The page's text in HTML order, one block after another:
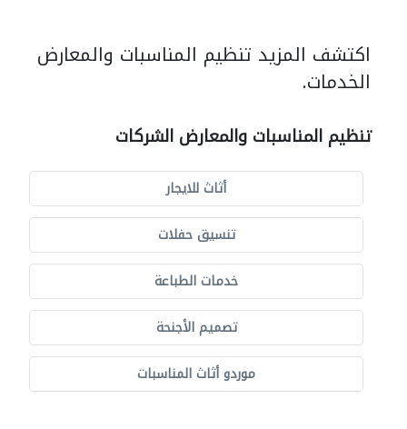
اكتشف المزيد تنظيم المناسبات والمعارض
الخدمات.
تنظيم المناسبات والمعارض الشركات
أثاث للايجار
تنسيق حفلات
خدمات الطباعة
تصميم الأجنحة
موردو أثاث المناسبات